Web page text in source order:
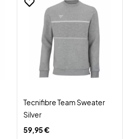
Tecnifibre Team Sweater
Silver
59,95 €